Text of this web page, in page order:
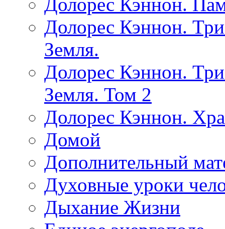
Долорес Кэннон.
Земля.
Долорес Кэннон.
Земля. Том 2
Долорес Кэннон.
Домой
Дополнительный
Духовные уроки
Дыхание Жизни